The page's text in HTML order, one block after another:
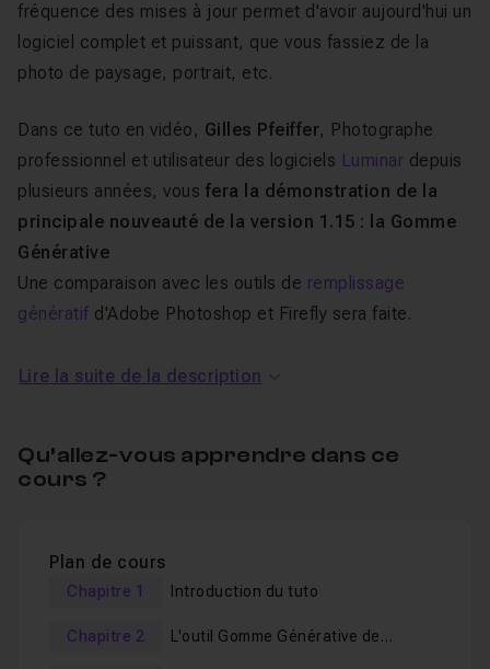
fréquence des mises à jour permet d'avoir aujourd'hui un
logiciel complet et puissant, que vous fassiez de la
photo de paysage, portrait, etc.
Dans ce tuto en vidéo, Gilles Pfeiffer, Photographe
professionnel et utilisateur des logiciels Luminar depuis
plusieurs années, vous fera la démonstration de la
principale nouveauté de la version 1.15 : la Gomme
Générative
Une comparaison avec les outils de remplissage
génératif d'Adobe Photoshop et Firefly sera faite.
Au programme de ce tuto sur la
Neo
Photoshop
Lire la suite de la description
Qu’allez-vous apprendre dans ce
cours ?
Plan de cours
Chapitre 1 Introduction du tuto
Chapitre 2
L'outil Gomme Générative de